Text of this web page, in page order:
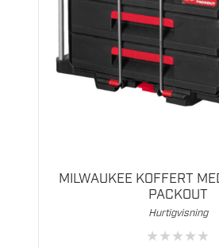
MILWAUKEE KOFFERT
PACKOUT
Hurtigvisning
★★★★★